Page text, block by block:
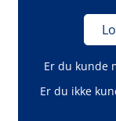
Er du kunde
Er du ikke